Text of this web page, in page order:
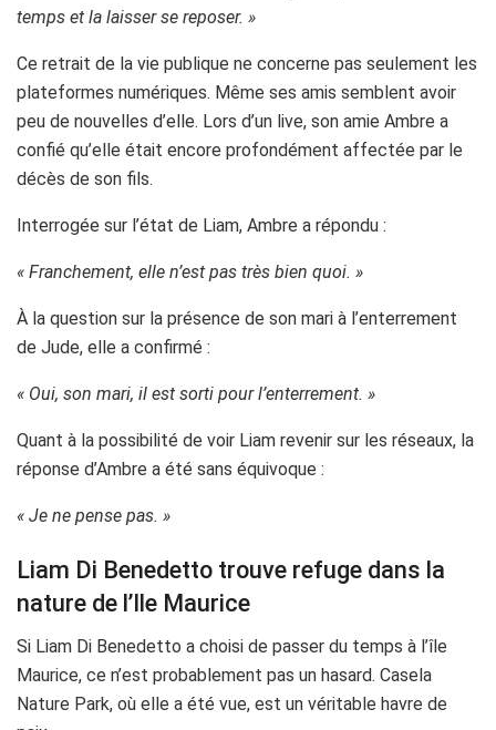
temps et la laisser se reposer. »
Ce retrait de la vie publique ne concerne pas seulement les
plateformes numériques. Même ses amis semblent avoir
peu de nouvelles d’elle. Lors d’un live, son amie Ambre a
confié qu’elle était encore profondément affectée par le
décès de son fils.
Interrogée sur l’état de Liam, Ambre a répondu :
« Franchement, elle n’est pas très bien quoi. »
À la question sur la présence de son mari à l’enterrement
de Jude, elle a confirmé :
« Oui, son mari, il est sorti pour l’enterrement. »
Quant à la possibilité de voir Liam revenir sur les réseaux, la
réponse d’Ambre a été sans équivoque :
« Je ne pense pas. »
Liam Di Benedetto trouve refuge dans la
nature de l’Ile Maurice
Si Liam Di Benedetto a choisi de passer du temps à l’île
Maurice, ce n’est probablement pas un hasard. Casela
Nature Park, où elle a été vue, est un véritable havre de